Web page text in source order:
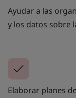
Ayudar a las
y los datos sobre
Elaborar planes